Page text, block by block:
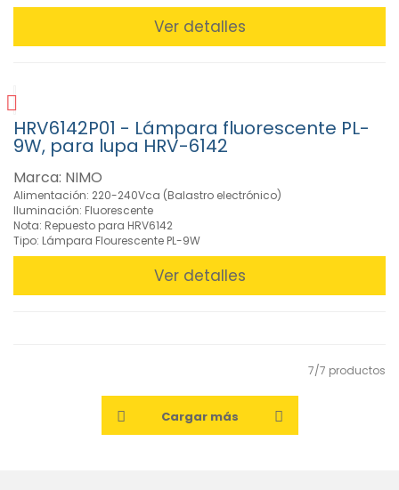
Ver detalles
HRV6142P01 - Lámpara fluorescente PL-
9W, para lupa HRV-6142
Marca: NIMO
Alimentación: 220-240Vca (Balastro electrónico)
Iluminación: Fluorescente
Nota: Repuesto para HRV6142
Tipo: Lámpara Flourescente PL-9W
Ver detalles
7/7 productos
Cargar más